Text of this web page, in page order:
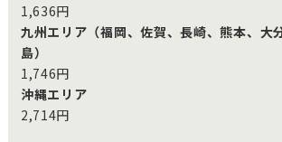
1,636円
九州エリア（福岡、佐賀、長崎、熊本、大
島）
1,746円
沖縄エリア
2,714円